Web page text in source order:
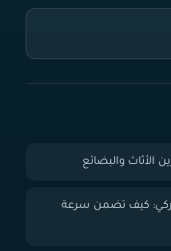
الأثاث والبضائع
كيف تضمن سرعة